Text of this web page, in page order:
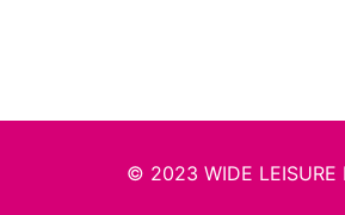
© 2023 WIDE LEISURE